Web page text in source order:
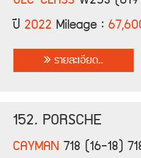
ปี 2022 Mileage :
รายละเอียด..
152. PORSCHE
CAYMAN 718 (16-18)